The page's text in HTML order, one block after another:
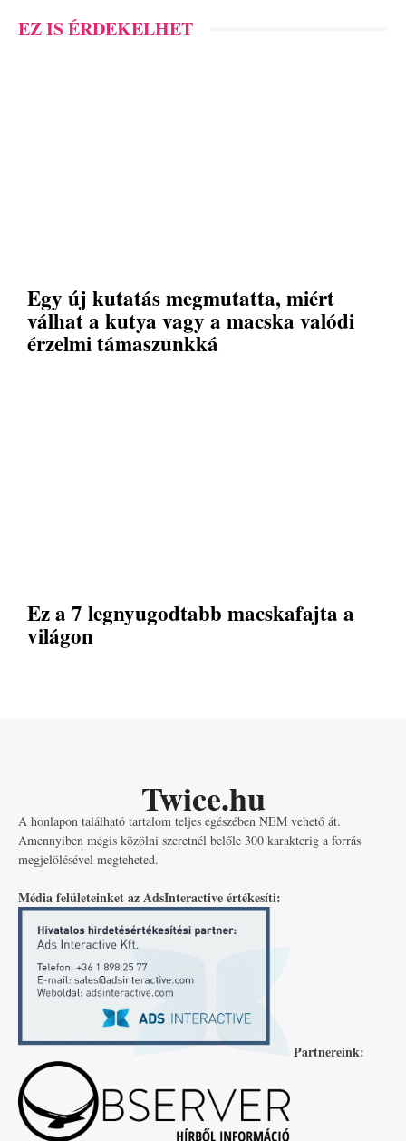
EZ IS ÉRDEKELHET
Egy új kutatás megmutatta, miért
válhat a kutya vagy a macska valódi
érzelmi támaszunkká
Ez a 7 legnyugodtabb macskafajta a
világon
Twice.hu
A honlapon található tartalom teljes egészében NEM vehető át.
Amennyiben mégis közölni szeretnél belőle 300 karakterig a forrás
megjelölésével megteheted.
Média felületeinket az AdsInteractive értékesíti:
Partnereink: